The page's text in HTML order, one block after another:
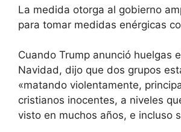
La medida otorga al gobierno
para tomar medidas enérgicas
Cuando Trump anunció huelgas
Navidad, dijo que dos grupos
«matando violentamente,
cristianos inocentes, a niveles
visto en muchos años, e incluso